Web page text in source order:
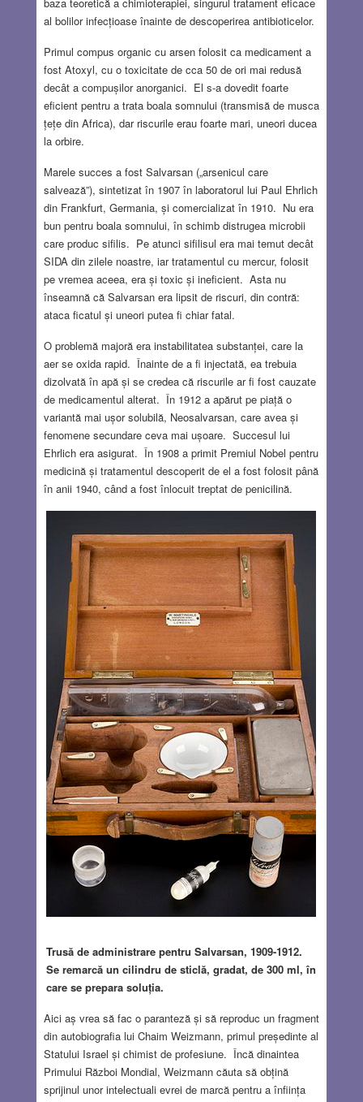
al bolilor infecțioase înainte de descoperirea antibioticelor.
Primul compus organic cu arsen folosit ca medicament a
fost Atoxyl, cu o toxicitate de cca 50 de ori mai redusă
decât a compușilor anorganici. El s-a dovedit foarte
eficient pentru a trata boala somnului (transmisă de musca
țețe din Africa), dar riscurile erau foarte mari, uneori ducea
la orbire.
Marele succes a fost Salvarsan („arsenicul care
salvează”), sintetizat în 1907 în laboratorul lui Paul Ehrlich
din Frankfurt, Germania, și comercializat în 1910. Nu era
bun pentru boala somnului, în schimb distrugea microbii
care produc sifilis. Pe atunci sifilisul era mai temut decât
SIDA din zilele noastre, iar tratamentul cu mercur, folosit
pe vremea aceea, era și toxic și ineficient. Asta nu
înseamnă că Salvarsan era lipsit de riscuri, din contră:
ataca ficatul și uneori putea fi chiar fatal.
O problemă majoră era instabilitatea substanței, care la
aer se oxida rapid. Înainte de a fi injectată, ea trebuia
dizolvată în apă și se credea că riscurile ar fi fost cauzate
de medicamentul alterat. În 1912 a apărut pe piață o
variantă mai ușor solubilă, Neosalvarsan, care avea și
fenomene secundare ceva mai ușoare. Succesul lui
Ehrlich era asigurat. În 1908 a primit Premiul Nobel pentru
medicină și tratamentul descoperit de el a fost folosit până
în anii 1940, când a fost înlocuit treptat de penicilină.
Trusă de administrare pentru Salvarsan, 1909-1912.
Se remarcă un cilindru de sticlă, gradat, de 300 ml, în
care se prepara soluția.
Aici aș vrea să fac o paranteză și să reproduc un fragment
din autobiografia lui Chaim Weizmann, primul președinte al
Statului Israel și chimist de profesiune. Încă dinaintea
Primului Război Mondial, Weizmann căuta să obțină
sprijinul unor intelectuali evrei de marcă pentru a înființa